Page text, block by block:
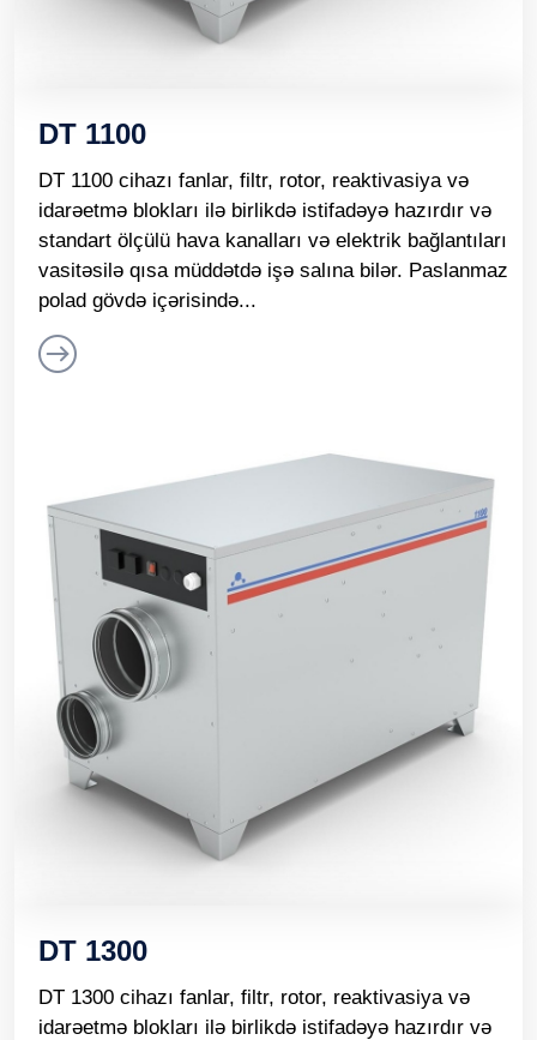
DT 1100
DT 1100 cihazı fanlar, filtr, rotor, reaktivasiya və
idarəetmə blokları ilə birlikdə istifadəyə hazırdır və
standart ölçülü hava kanalları və elektrik bağlantıları
vasitəsilə qısa müddətdə işə salına bilər. Paslanmaz
polad gövdə içərisində...
DT 1300
DT 1300 cihazı fanlar, filtr, rotor, reaktivasiya və
idarəetmə blokları ilə birlikdə istifadəyə hazırdır və